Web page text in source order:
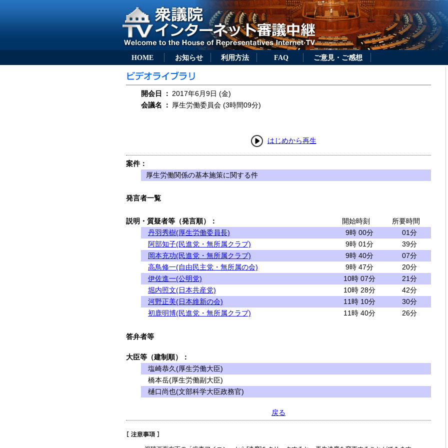
HOME お知らせ 利用方法 FAQ ご意見・ご感想
開会日 ： 2017年6月9日 (金)
会議名
： 厚生労働委員会 (3時間09分)
はじめから再生
案件：
厚生労働関係の基本施策に関する件
発言者一覧
説明・質疑者等（発言順）： 開始時刻
所要時間
丹羽秀樹(厚生労働委員長)
9時 00分
01分
阿部知子(民進党・無所属クラブ)
9時 01分
39分
岡本充功(民進党・無所属クラブ)
9時 40分
07分
高鳥修一(自由民主党・無所属の会)
9時 47分
20分
伊佐進一(公明党)
10時 07分
21分
堀内照文(日本共産党)
10時 28分
42分
河野正美(日本維新の会)
11時 10分
30分
初鹿明博(民進党・無所属クラブ)
11時 40分 26分
答弁者等
大臣等（建制順）：
塩崎恭久(厚生労働大臣)
橋本岳(厚生労働副大臣)
樋口尚也(文部科学大臣政務官)
戻る